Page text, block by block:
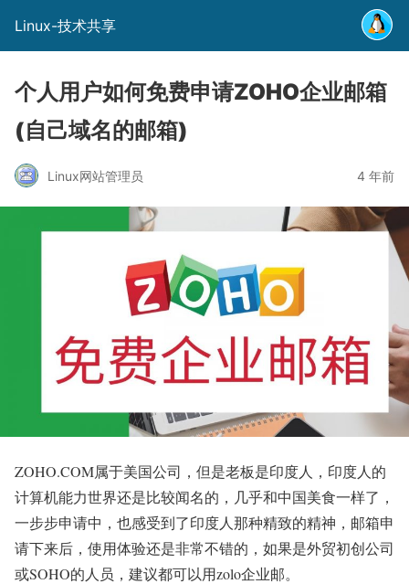
Linux-技术共享
个人用户如何免费申请ZOHO企业邮箱
(自己域名的邮箱)
Linux网站管理员 4 年前
ZOHO.COM属于美国公司，但是老板是印度人，印度人的
计算机能力世界还是比较闻名的，几乎和中国美食一样了，
一步步申请中，也感受到了印度人那种精致的精神，邮箱申
请下来后，使用体验还是非常不错的，如果是外贸初创公司
或SOHO的人员，建议都可以用zolo企业邮。